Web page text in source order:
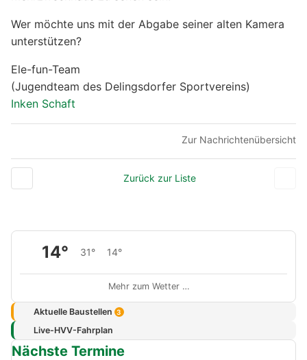
Wer möchte uns mit der Abgabe seiner alten Kamera
unterstützen?
Ele-fun-Team
(Jugendteam des Delingsdorfer Sportvereins)
Inken Schaft
Zur Nachrichtenübersicht
Zurück zur Liste
14° 31° 14°
Mehr zum Wetter …
Aktuelle Baustellen 3
Live-HVV-Fahrplan
Nächste Termine